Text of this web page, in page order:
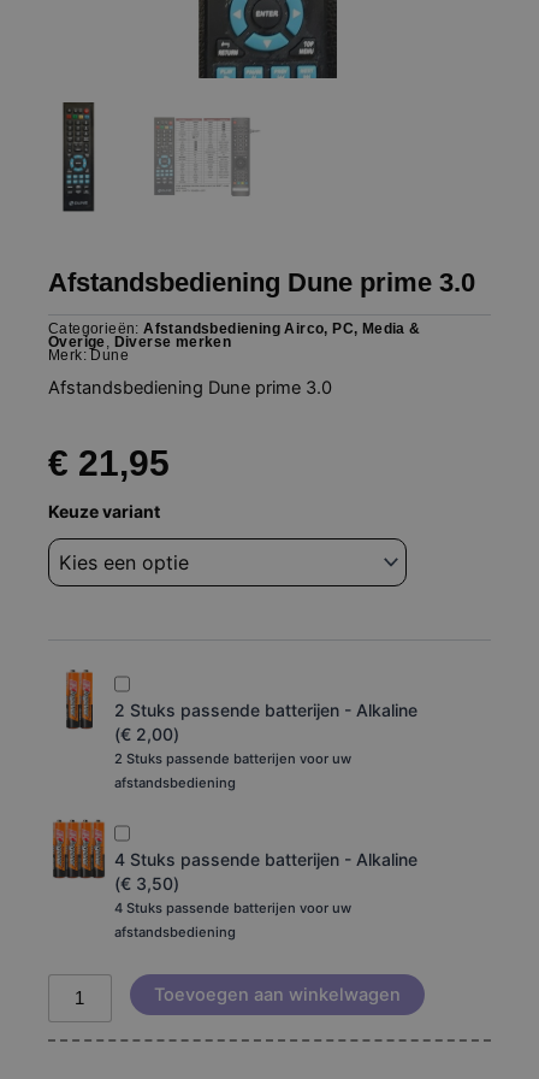
Afstandsbediening Dune prime 3.0
Categorieën: Afstandsbediening Airco, PC, Media &
Overige Diverse merken
Merk:Dune
Afstandsbediening Dune prime 3.0
€ 21,95
Keuze variant
2 Stuks passende batterijen - Alkaline
(€ 2,00)
2 Stuks passende batterijen voor uw
afstandsbediening
4 Stuks passende batterijen - Alkaline
(€ 3,50)
4 Stuks passende batterijen voor uw
afstandsbediening
Afstandsbediening
Dune
prime
3.0
Toevoegen aan winkelwagen